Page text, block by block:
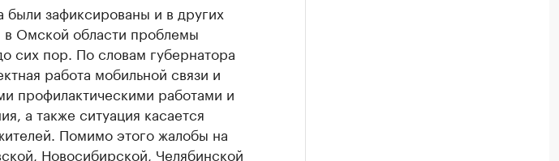
зафиксированы и в других
, в Омской области проблемы
сих пор. По словам губернатора
работа мобильной связи и
профилактическими работами и
а также ситуация касается
Помимо этого жалобы на
Новосибирской, Челябинской